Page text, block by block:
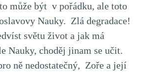
může být v pořádku, ale toto
Nauky. Zlá degradace!
světu život a jak má
Nauky, choděj jinam se učit.
ně nedostatečný, Zoře a její